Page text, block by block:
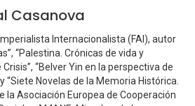
Casanova
Internacionalista (FAI), autor
“Palestina. Crónicas de vida y
Crisis”, “Belver Yin en la perspectiva de
“Siete Novelas de la Memoria Histórica.
la Asociación Europea de Cooperación